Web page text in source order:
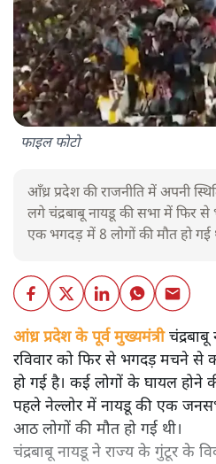
फाइल फोटो
आँध्र प्रदेश की राजनीति में अपनी
लगे चंद्रबाबू नायडू की सभा में फिर
एक भगदड़ में 8 लोगों की मौत हो गई
आंध्र प्रदेश के पूर्व मुख्यमंत्री
रविवार को फिर से भगदड़ मचने से
हो गई है। कई लोगों के घायल होने
पहले नेल्लोर में नायडू की एक
आठ लोगों की मौत हो गई थी।
चंद्रबाबू नायडू ने राज्य के गुंटूर के